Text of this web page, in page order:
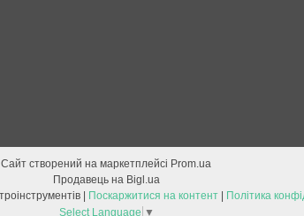
Сайт створений на маркетплейсі Prom.ua
Продавець на Bigl.ua
Поскаржитися на контент
Політика
Select Language ▼